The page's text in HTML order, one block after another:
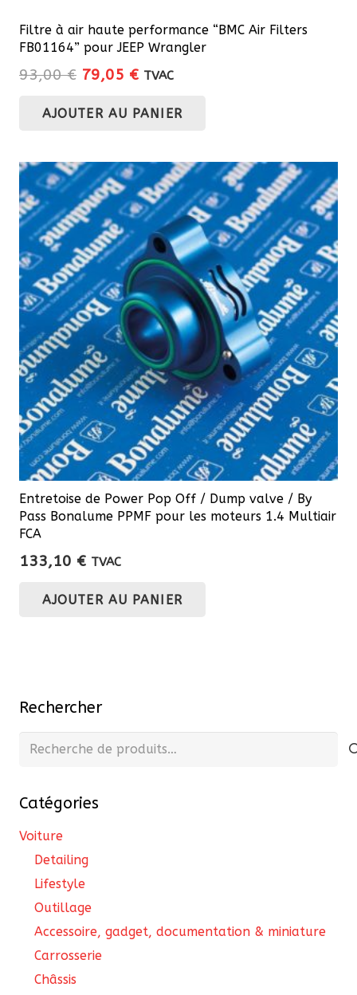
Filtre à air haute performance “BMC Air Filters
FB01164” pour JEEP Wrangler
93,00€ Le
initial
79,05 €Le
actuel
TVAC
AJOUTER AU PANIER
Entretoise de Power Pop Off / Dump valve / By
Pass Bonalume PPMF pour les moteurs 1.4 Multiair
FCA
133,10 € TVAC
AJOUTER AU PANIER
Rechercher
Recherche
Catégories
Voiture
Detailing
Lifestyle
Outillage
Accessoire, gadget, documentation & miniature
Carrosserie
Châssis